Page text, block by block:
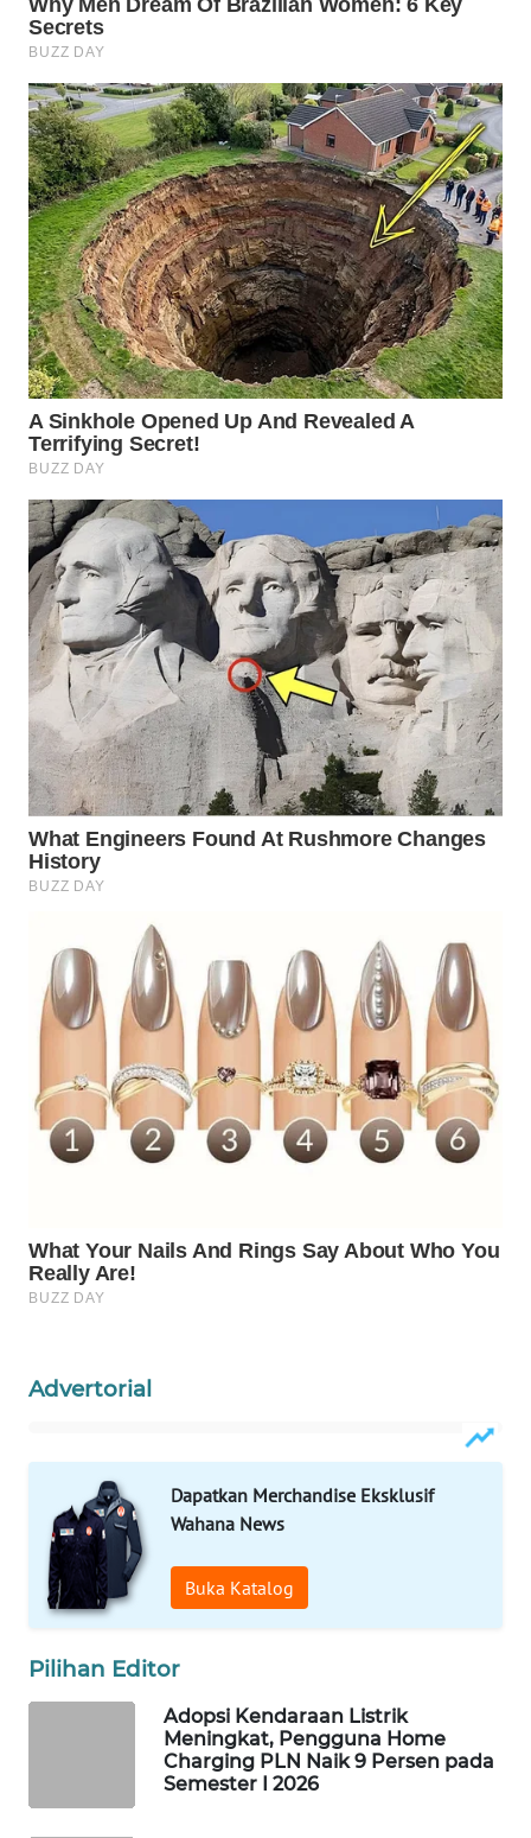
Advertorial
Dapatkan Merchandise Eksklusif
Wahana News
Buka Katalog
Pilihan Editor
Adopsi Kendaraan Listrik
Meningkat, Pengguna Home
Charging PLN Naik 9 Persen pada
Semester I 2026
WN
NATUNA
WN
BINTAN
WN
MANDALIKA
WN
LIKUPANG
WN
LABUANBAJO
WN
BORNEO
Wahana
Media
Group
WAHANA
NEWS
WAHANA
TANI
WAHANA
ADVOKAT
INFRASTRUKTUR
WAHANA
KONSUMEN
WAHANA
LISTRIK
WAHANA
TV
ID
WAHANANEWS
NET
WAHANA